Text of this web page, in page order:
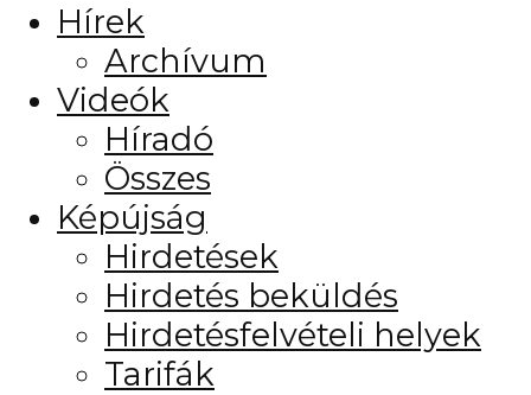
Hírek
Archívum
Videók
Híradó
Összes
Képújság
Hirdetések
Hirdetés beküldés
Hirdetésfelvételi helyek
Tarifák